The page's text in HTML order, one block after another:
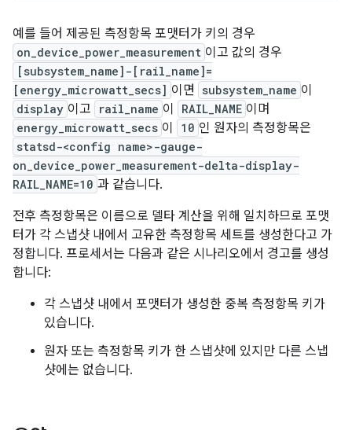
예를 들어 제공된 측정항목 포맷터가 키의 경우
on_device_power_measurement 이고 값의 경우
[subsystem_name]-[rail_name]=
[energy_microwatt_secs] 이면 subsystem_name 이
display 이고 rail_name 이 RAIL_NAME 이며
energy_microwatt_secs 이 10 인 원자의 측정항목은
statsd-<config name>-gauge-
on_device_power_measurement-delta-display-
RAIL_NAME=10 과 같습니다.
전후 측정항목은 이름으로 델타 계산을 위해 일치하므로 포맷
터가 각 스냅샷 내에서 고유한 측정항목 세트를 생성한다고 가
정합니다. 프로세서는 다음과 같은 시나리오에서 경고를 생성
합니다:
각 스냅샷 내에서 포맷터가 생성한 중복 측정항목 키가
있습니다.
원자 또는 측정항목 키가 한 스냅샷에 있지만 다른 스냅
샷에는 없습니다.